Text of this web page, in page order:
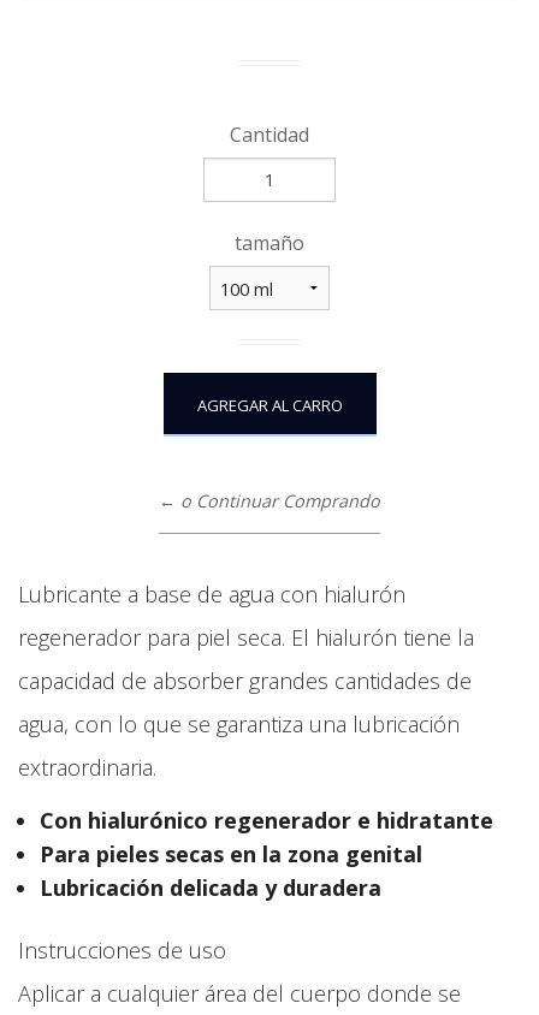
Cantidad
tamaño
← o Continuar Comprando
Lubricante a base de agua con hialurón
regenerador para piel seca. El hialurón tiene la
capacidad de absorber grandes cantidades de
agua, con lo que se garantiza una lubricación
extraordinaria.
Con hialurónico regenerador e hidratante
Para pieles secas en la zona genital
Lubricación delicada y duradera
Instrucciones de uso
Aplicar a cualquier área del cuerpo donde se